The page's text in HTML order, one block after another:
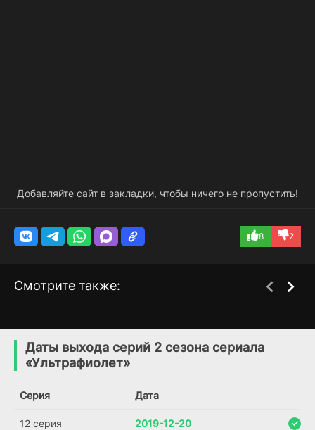
Добавляйте сайт в закладки, чтобы ничего не пропустить!
8 2
Смотрите также:
(2019)
Даты выхода серий 2 сезона сериала
«Ультрафиолет»
Серия Дата
12 серия 2019-12-20